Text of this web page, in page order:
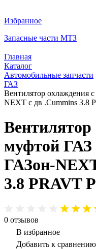
Избранное
Запасные части МТЗ
Главная
Каталог
Автомобильные запчасти
ГАЗ
Вентилятор охлаждения
NEXT с дв .Cummins 3.8
Вентилятор
муфтой ГАЗ
ГАЗон-
3.8 PRAVT
0 отзывов
В избранное
Добавить к сравнению